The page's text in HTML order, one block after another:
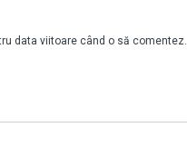
data viitoare când o să comentez.